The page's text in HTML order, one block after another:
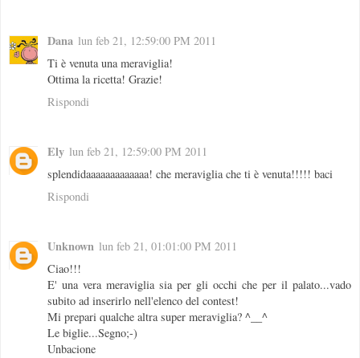
Dana lun feb 21, 12:59:00 PM 2011
Ti è venuta una meraviglia!
Ottima la ricetta! Grazie!
Rispondi
Ely lun feb 21, 12:59:00 PM 2011
splendidaaaaaaaaaaaaa! che meraviglia che ti è venuta!!!!! baci
Rispondi
Unknown lun feb 21, 01:01:00 PM 2011
Ciao!!!
E' una vera meraviglia sia per gli occhi che per il palato...vado
subito ad inserirlo nell'elenco del contest!
Mi prepari qualche altra super meraviglia? ^__^
Le biglie...Segno;-)
Unbacione